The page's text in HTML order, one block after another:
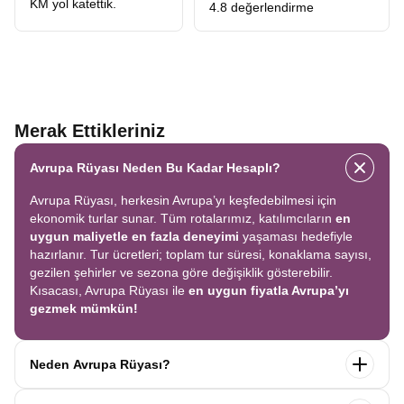
KM yol katettik. 4.8 değerlendirme
Merak Ettikleriniz
Avrupa Rüyası Neden Bu Kadar Hesaplı?
Avrupa Rüyası, herkesin Avrupa’yı keşfedebilmesi için
ekonomik turlar sunar. Tüm rotalarımız, katılımcıların en
uygun maliyetle en fazla deneyimi yaşaması hedefiyle
hazırlanır. Tur ücretleri; toplam tur süresi, konaklama sayısı,
gezilen şehirler ve sezona göre değişiklik gösterebilir.
Kısacası, Avrupa Rüyası ile en uygun fiyatla Avrupa’yı
gezmek mümkün!
Neden Avrupa Rüyası?
tek seferde birçok